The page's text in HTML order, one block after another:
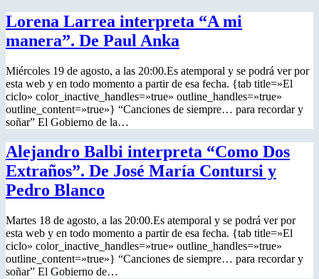
Lorena Larrea interpreta “A mi
manera”. De Paul Anka
Miércoles 19 de agosto, a las 20:00.Es atemporal y se podrá ver por
esta web y en todo momento a partir de esa fecha. {tab title=»El
ciclo» color_inactive_handles=»true» outline_handles=»true»
outline_content=»true»} “Canciones de siempre… para recordar y
soñar” El Gobierno de la…
Alejandro Balbi interpreta “Como Dos
Extraños”. De José María Contursi y
Pedro Blanco
Martes 18 de agosto, a las 20:00.Es atemporal y se podrá ver por
esta web y en todo momento a partir de esa fecha. {tab title=»El
ciclo» color_inactive_handles=»true» outline_handles=»true»
outline_content=»true»} “Canciones de siempre… para recordar y
soñar” El Gobierno de…